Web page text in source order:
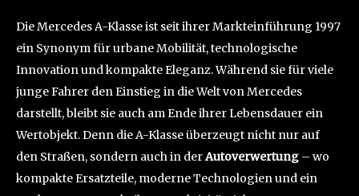
Die Mercedes A-Klasse ist seit ihrer Markteinführung 1997
ein Synonym für urbane Mobilität, technologische
Innovation und kompakte Eleganz. Während sie für viele
junge Fahrer den Einstieg in die Welt von Mercedes
darstellt, bleibt sie auch am Ende ihrer Lebensdauer ein
Wertobjekt. Denn die A-Klasse überzeugt nicht nur auf
den Straßen, sondern auch in derAutoverwertung – wo
kompakte Ersatzteile, moderne Technologien und ein